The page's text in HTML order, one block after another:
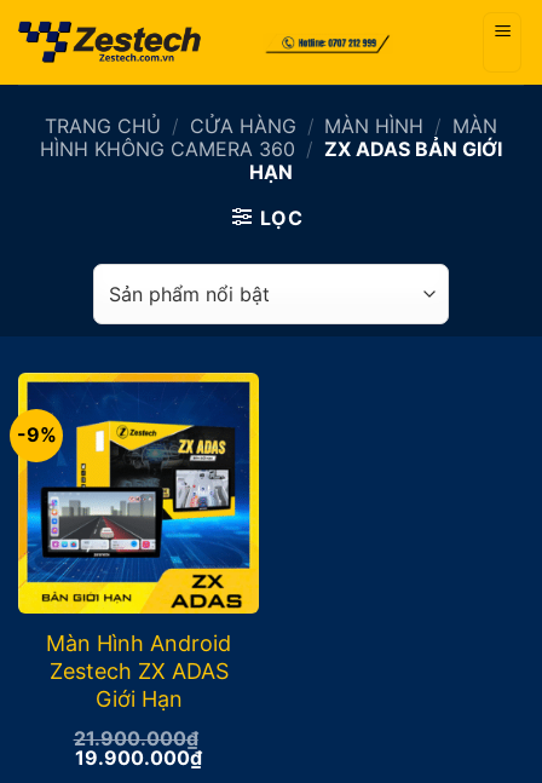
qua
TRANG CHỦ / CỬA HÀNG / MÀN HÌNH / MÀN
HÌNH KHÔNG CAMERA 360 / ZX ADAS BẢN GIỚI
HẠN
LỌC
-9%
Màn Hình Android
Zestech ZX ADAS
Giới Hạn
21.900.000₫
Giá
19.900.000₫Giá